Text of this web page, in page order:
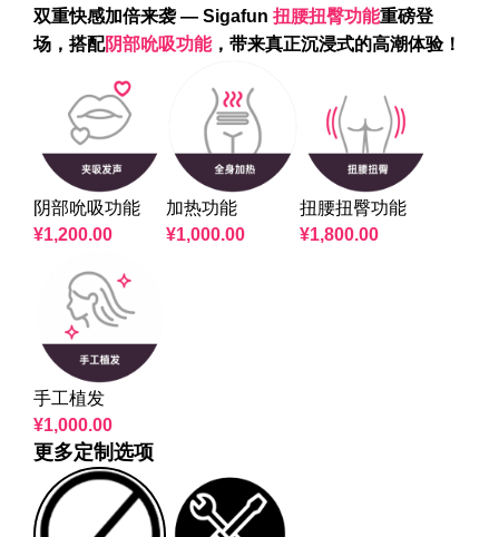
双重快感加倍来袭 — Sigafun 扭腰扭臀功能重磅登
场，搭配阴部吮吸功能，带来真正沉浸式的高潮体验！
阴部吮吸功能
¥1,200.00
加热功能
¥1,000.00
扭腰扭臀功能
¥1,800.00
手工植发
¥1,000.00
更多定制选项